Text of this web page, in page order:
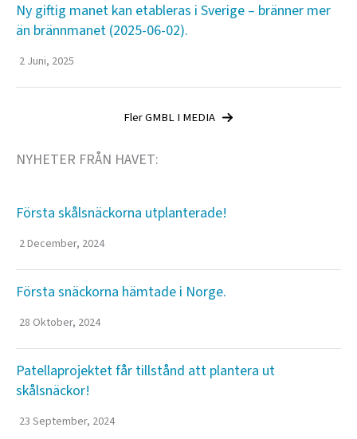
Ny giftig manet kan etableras i Sverige – bränner mer
än brännmanet (2025-06-02).
2 Juni, 2025
Fler GMBL I MEDIA
NYHETER FRÅN HAVET:
Första skålsnäckorna utplanterade!
2 December, 2024
Första snäckorna hämtade i Norge.
28 Oktober, 2024
Patellaprojektet får tillstånd att plantera ut
skålsnäckor!
23 September, 2024